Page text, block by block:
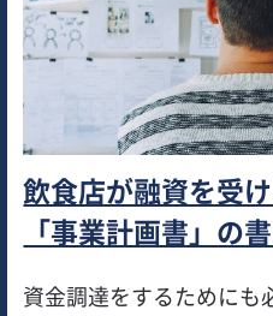
飲食店が融資を受
「事業計画書」の
資金調達をするためにも